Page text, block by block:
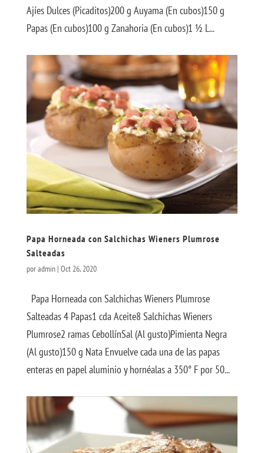
Ajíes Dulces (Picaditos)200 g Auyama (En cubos)150 g
Papas (En cubos)100 g Zanahoria (En cubos)1 ½ L...
Papa Horneada con Salchichas Wieners Plumrose
Salteadas
poradmin| Oct 26, 2020
Papa Horneada con Salchichas Wieners Plumrose
Salteadas 4 Papas1 cda Aceite8 Salchichas Wieners
Plumrose2 ramas CebollínSal (Al gusto)Pimienta Negra
(Al gusto)150 g Nata Envuelve cada una de las papas
enteras en papel aluminio y hornéalas a 350° F por 50...